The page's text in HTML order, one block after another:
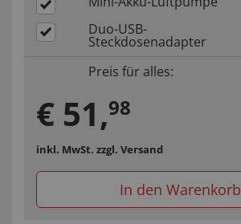
Duo-USB-
Steckdosenadapter
Preis für alles:
€ 51,98
inkl. MwSt. zzgl. Versand
In den Warenkorb